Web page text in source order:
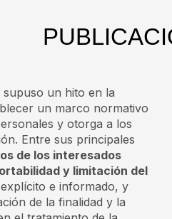
supuso un hito en la
un marco normativo
y otorga a los
Entre sus principales
de los interesados
y limitación del
e informado, y
de la finalidad y la